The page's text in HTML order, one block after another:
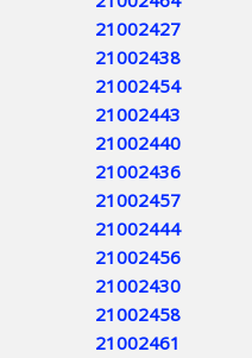
21002427
21002438
21002454
21002443
21002440
21002436
21002457
21002444
21002456
21002430
21002458
21002461